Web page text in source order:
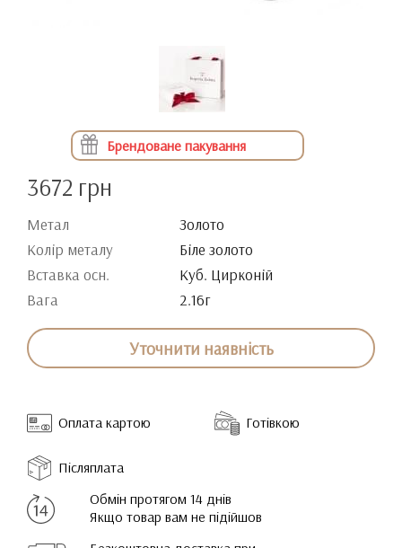
Брендоване пакування
3672 грн
Метал
Золото
Колір металу
Біле золото
Вставка осн.
Куб. Цирконій
Вага
2.16г
Уточнити наявність
Оплата картою Готівкою
Післяплата
Обмін протягом 14 днів
Якщо товар вам не підійшов